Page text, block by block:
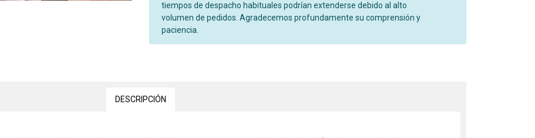
tiempos de despacho habituales podrían extenderse debido al alto
volumen de pedidos. Agradecemos profundamente su comprensión y
paciencia.
DESCRIPCIÓN